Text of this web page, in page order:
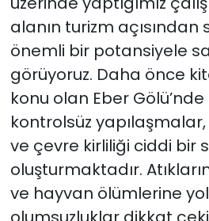
alanın turizm açısından
önemli bir potansiyele
görüyoruz. Daha önce
konu olan Eber
kontrolsüz
ve çevre kirliliği ciddi bir
oluşturmaktadır.
ve hayvan ölümlerine